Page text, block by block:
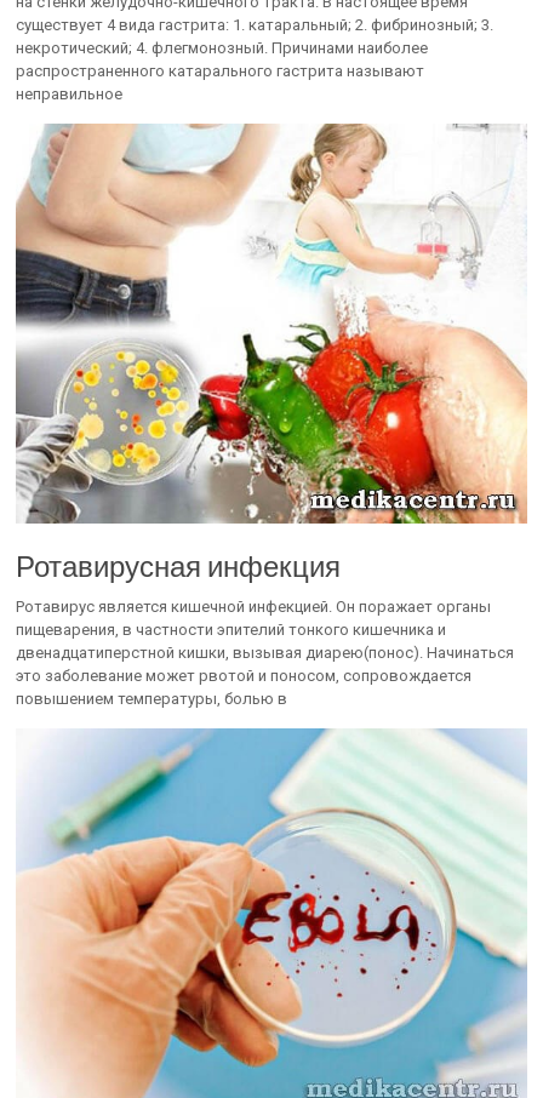
существует 4 вида гастрита: 1. катаральный; 2. фибринозный; 3.
некротический; 4. флегмонозный. Причинами наиболее
распространенного катарального гастрита называют
неправильное
Ротавирусная инфекция
Ротавирус является кишечной инфекцией. Он поражает органы
пищеварения, в частности эпителий тонкого кишечника и
двенадцатиперстной кишки, вызывая диарею(понос). Начинаться
это заболевание может рвотой и поносом, сопровождается
повышением температуры, болью в